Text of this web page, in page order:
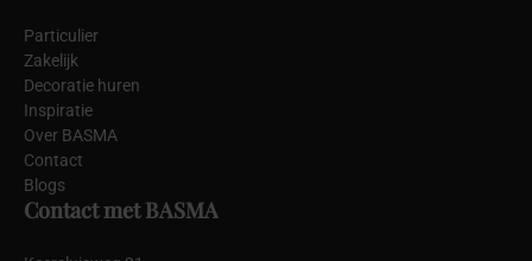
Particulier
Zakelijk
Decoratie huren
Inspiratie
Over BASMA
Contact
Blogs
Contact met BASMA